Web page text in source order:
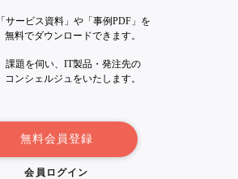
「サービス資料」や「事例PDF」を
無料でダウンロードできます。
課題を伺い、IT製品・発注先の
コンシェルジュをいたします。
無料会員登録
会員ログイン